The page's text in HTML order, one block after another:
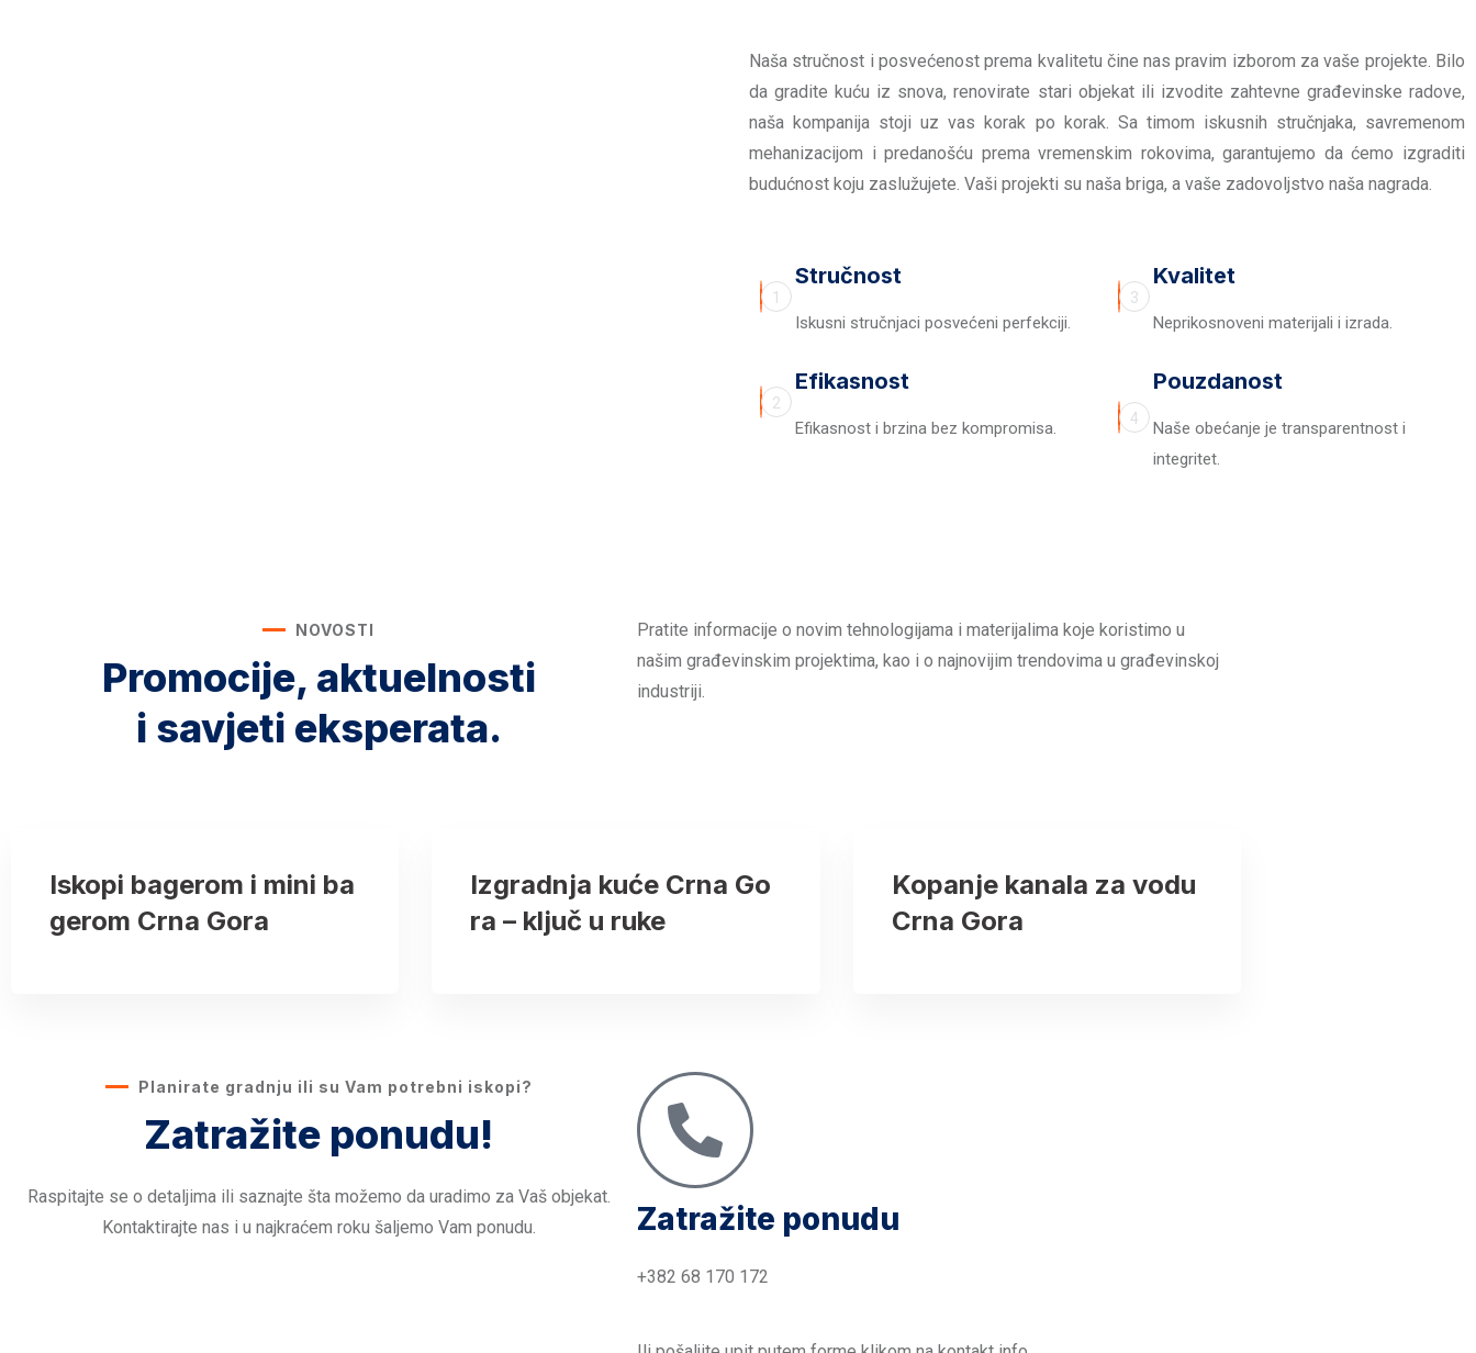
Naša stručnost i posvećenost prema kvalitetu čine nas pravim izborom za vaše projekte. Bilo
da gradite kuću iz snova, renovirate stari objekat ili izvodite zahtevne građevinske radove,
naša kompanija stoji uz vas korak po korak. Sa timom iskusnih stručnjaka, savremenom
mehanizacijom i predanošću prema vremenskim rokovima, garantujemo da ćemo izgraditi
budućnost koju zaslužujete. Vaši projekti su naša briga, a vaše zadovoljstvo naša nagrada.
1
Stručnost
Iskusni stručnjaci posvećeni perfekciji.
2
Efikasnost
Efikasnost i brzina bez kompromisa.
3
Kvalitet
Neprikosnoveni materijali i izrada.
4
Pouzdanost
Naše obećanje je transparentnost i
integritet.
NOVOSTI
Promocije, aktuelnosti
i savjeti eksperata.
Pratite informacije o novim tehnologijama i materijalima koje koristimo u
našim građevinskim projektima, kao i o najnovijim trendovima u građevinskoj
industriji.
Iskopi bagerom i mini ba
gerom Crna Gora
Izgradnja kuće Crna Go
ra – ključ u ruke
Kopanje kanala za vodu
Crna Gora
Planirate gradnju ili su Vam potrebni iskopi?
Zatražite ponudu!
Raspitajte se o detaljima ili saznajte šta možemo da uradimo za Vaš objekat.
Kontaktirajte nas i u najkraćem roku šaljemo Vam ponudu.
Zatražite ponudu
+382 68 170 172